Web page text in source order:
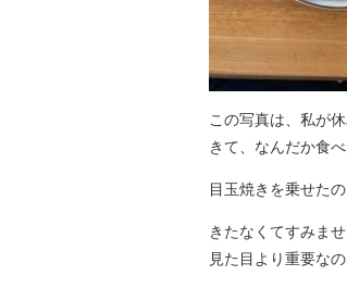
この写真は、私が
きて、なんだか食
目玉焼きを乗せた
きたなくてすみま
見た目より重要な